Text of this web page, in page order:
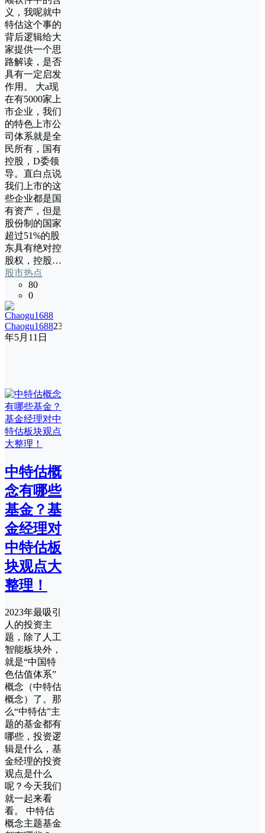
义，我呢就中
特估这个事的
背后逻辑给大
家提供一个思
路解读，是否
具有一定启发
作用。 大a现
在有5000家上
市企业，我们
的特色上市公
司体系就是全
民所有，国有
控股，D委领
导。直白点说
我们上市的这
些企业都是国
有资产，但是
股份制的国家
超过51%的股
东具有绝对控
股权，控股…
股市热点
80
0
Chaogu168823
年5月11日
中特估概
念有哪些
基金？基
金经理对
中特估板
块观点大
整理！
2023年最吸引
人的投资主
题，除了人工
智能板块外，
就是“中国特
色估值体系”
概念（中特估
概念）了。那
么“中特估”主
题的基金都有
哪些，投资逻
辑是什么，基
金经理的投资
观点是什么
呢？今天我们
就一起来看
看。 中特估
概念主题基金